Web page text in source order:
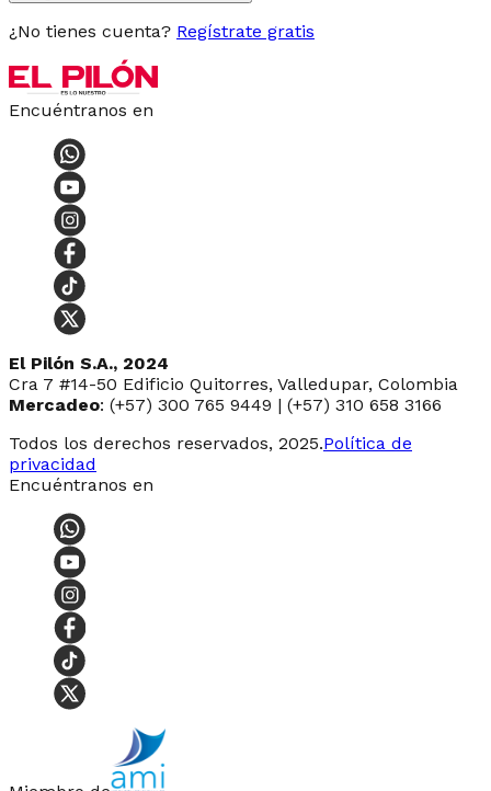
¿No tienes cuenta? Regístrate gratis
Encuéntranos en
El Pilón S.A., 2024
Cra 7 #14-50 Edificio Quitorres, Valledupar, Colombia
Mercadeo: (+57) 300 765 9449 | (+57) 310 658 3166
Todos los derechos reservados, 2025.Política de
privacidad
Encuéntranos en